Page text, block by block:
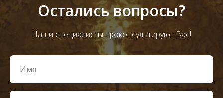
Остались вопросы?
Наши специалисты проконсультируют Вас!